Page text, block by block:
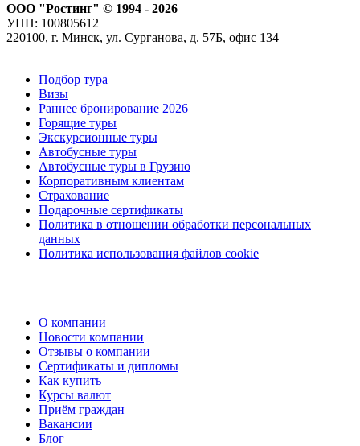
ООО "Ростинг" © 1994 - 2026
УНП: 100805612
220100, г. Минск, ул. Сурганова, д. 57Б, офис 134
Подбор тура
Визы
Раннее бронирование 2026
Горящие туры
Экскурсионные туры
Автобусные туры
Автобусные туры в Грузию
Корпоративным клиентам
Страхование
Подарочные сертификаты
Политика в отношении обработки персональных
данных
Политика использования файлов cookie
О компании
Новости компании
Отзывы о компании
Сертификаты и дипломы
Как купить
Курсы валют
Приём граждан
Вакансии
Блог